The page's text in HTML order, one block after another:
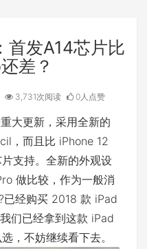
首发A14芯片比
差？
3,731次阅读 0人点赞
大更新，采用全新的
，而且比 iPhone 12
支持。全新的外观设
做比较，作为一般消
已经购买 2018 款 iPad
们已经拿到这款 iPad
，不妨继续看下去。